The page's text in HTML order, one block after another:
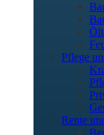
Pflege
Rente